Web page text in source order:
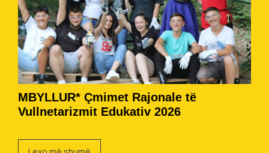
MBYLLUR* Çmimet Rajonale të
Vullnetarizmit Edukativ 2026